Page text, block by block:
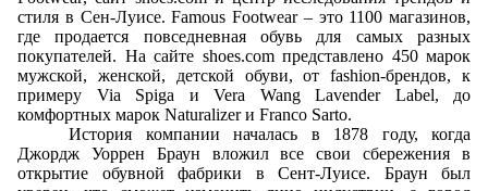
стиля в Сен-Луисе.Famous Footwear– это 1100 магазинов,
где продается повседневная обувь для самых разных
покупателей. На сайте shoes.comпредставлено 450 марок
мужской, женской, детской обуви, отfashion-брендов, к
примеру Via Spiga и Vera Wang Lavender Label, до
комфортных марок Naturalizerи Franco Sarto.
История компании началась в 1878 году, когда
Джордж Уоррен Браун вложил все свои сбережения в
открытие обувной фабрики в Сент-Луисе. Браун был